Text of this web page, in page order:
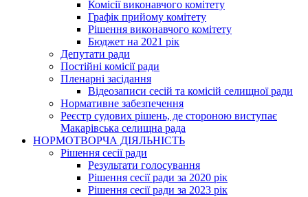
Комісії виконавчого комітету
Графік прийому комітету
Рішення виконавчого комітету
Бюджет на 2021 рік
Депутати ради
Постійні комісії ради
Пленарні засідання
Відеозаписи сесій та комісій селищної ради
Нормативне забезпечення
Реєстр судових рішень, де стороною виступає
Макарівська селищна рада
НОРМОТВОРЧА ДІЯЛЬНІСТЬ
Рішення сесії ради
Результати голосування
Рішення сесії ради за 2020 рік
Рішення сесії ради за 2023 рік